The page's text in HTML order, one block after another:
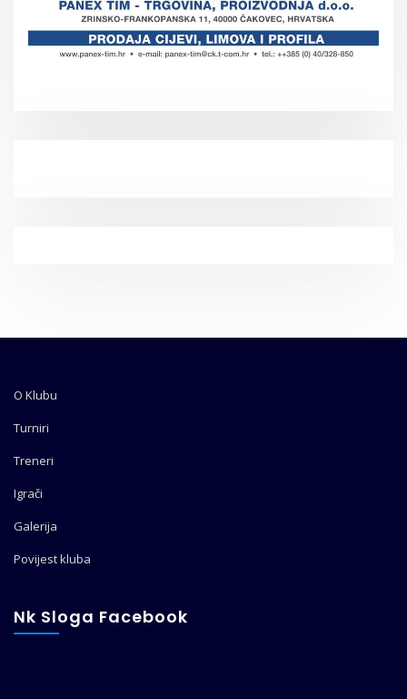
O Klubu
Turniri
Treneri
Igrači
Galerija
Povijest kluba
Nk Sloga Facebook